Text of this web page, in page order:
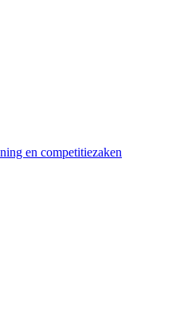
en competitiezaken